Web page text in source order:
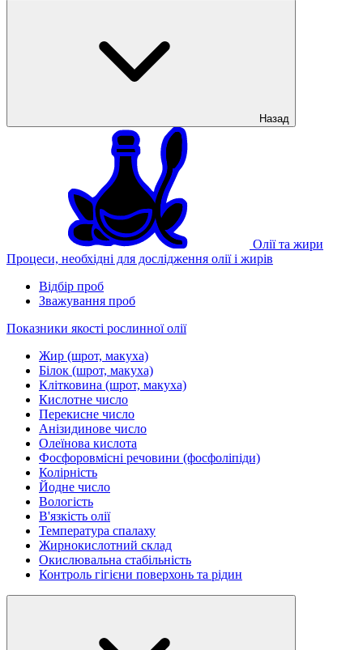
Назад
Олії та жири
Процеси, необхідні для дослідження олії і жирів
Відбір проб
Зважування проб
Показники якості рослинної олії
Жир (шрот, макуха)
Білок (шрот, макуха)
Клітковина (шрот, макуха)
Кислотне число
Перекисне число
Анізидинове число
Олеїнова кислота
Фосфоровмісні речовини (фосфоліпіди)
Колірність
Йодне число
Вологість
В'язкість олії
Температура спалаху
Жирнокислотний склад
Окислювальна стабільність
Контроль гігієни поверхонь та рідин